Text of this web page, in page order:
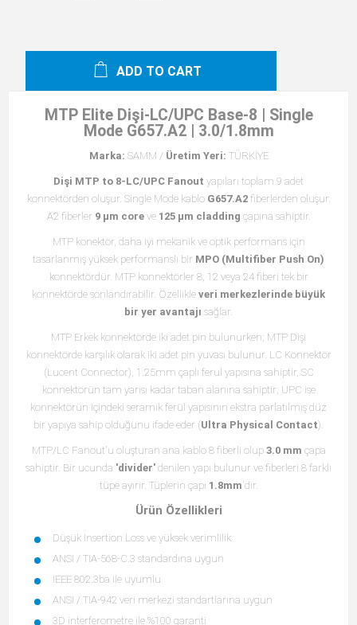
ADD TO CART
MTP Elite Dişi-LC/UPC Base-8 | Single
Mode G657.A2 | 3.0/1.8mm
Marka: SAMM / Üretim Yeri: TÜRKİYE
Dişi MTP to 8-LC/UPC Fanout yapıları toplam 9 adet
konnektörden oluşur. Single Mode kablo G657.A2fiberlerden oluşur.
A2 fiberler 9 µm coreve 125 µm cladding çapına sahiptir.
MTP konektör, daha iyi mekanik ve optik performans için
tasarlanmış yüksek performanslı bir MPO (Multifiber Push On)
konnektördür. MTP konnektörler 8, 12 veya 24 fiberi tek bir
konnektörde sonlandırabilir. Özellikle veri merkezlerinde büyük
bir yer avantajı sağlar.
MTP Erkek konnektörde iki adet pin bulunurken; MTP Dişi
konnektörde karşılık olarak iki adet pin yuvası bulunur. LC Konnektör
(Lucent Connector), 1.25mm çaplı ferul yapısına sahiptir, SC
konnektörün tam yarısı kadar taban alanına sahiptir; UPC ise
konnektörün içindeki seramik ferül yapısının ekstra parlatılmış düz
bir yapıya sahip olduğunu ifade eder (Ultra Physical Contact).
MTP/LC Fanout'u oluşturan ana kablo 8 fiberli olup 3.0 mm çapa
sahiptir. Bir ucunda 'divider' denilen yapı bulunur ve fiberleri 8 farklı
tüpe ayırır. Tüplerin çapı 1.8mm'dir.
Ürün Özellikleri
Düşük Insertion Loss ve yüksek verimlilik
ANSI / TIA-568-C.3 standardına uygun
IEEE 802.3ba ile uyumlu
ANSI / TIA-942 veri merkezi standartlarına uygun
3D interferometre ile %100 garanti